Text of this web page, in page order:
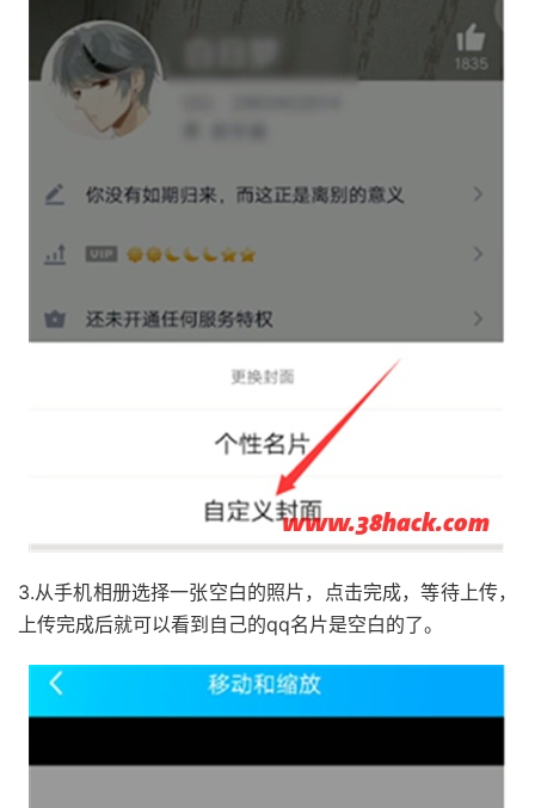
3.从手机相册选择一张空白的照片，点击完成，等待上传，
上传完成后就可以看到自己的qq名片是空白的了。